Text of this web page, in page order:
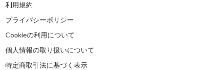
利用規約
プライバシーポリシー
Cookieの利用について
個人情報の取り扱いについて
特定商取引法に基づく表示